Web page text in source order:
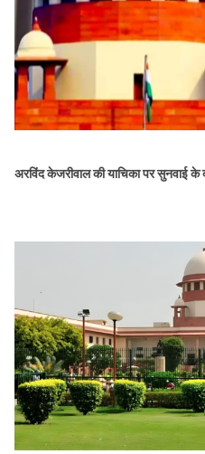
अरविंद केजरीवाल की याचिका पर सुनवाई के